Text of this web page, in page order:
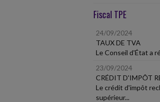
Fiscal TPE
24/09/2024
TAUX DE TVA
Le Conseil d'État a
23/09/2024
CRÉDIT D'IMPÔT
Le crédit d'impôt
supérieur...